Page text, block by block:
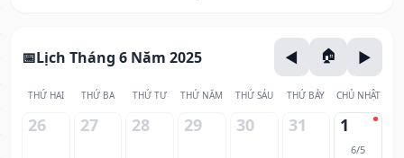
Lịch Tháng 6 Năm 2025
THỨ HAI THỨ BA THỨ TƯ THỨ NĂM THỨ SÁU THỨ BẢY CHỦ NHẬT
26 27 28 29 30 31 1
6/5